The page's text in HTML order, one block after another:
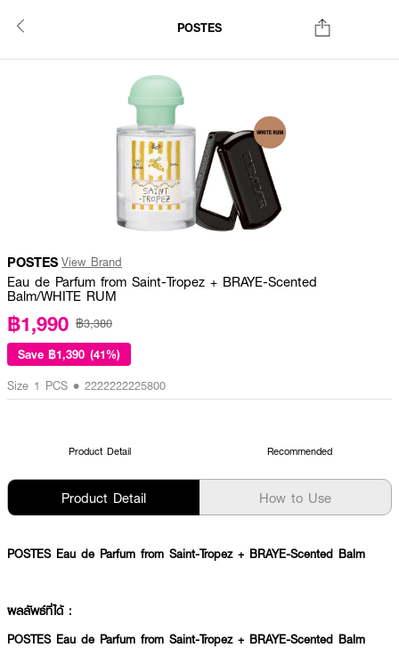
POSTES
POSTES View Brand
Eau de Parfum from Saint-Tropez + BRAYE-Scented
Balm/WHITE RUM
฿1,990 ฿3,380
Save ฿1,390 (41%)
Size 1 PCS • 2222222225800
Product Detail Recommended
Product Detail How to Use
POSTES Eau de Parfum from Saint-Tropez + BRAYE-Scented Balm
ผลลัพธ์ที่ได้ :
POSTES Eau de Parfum from Saint-Tropez + BRAYE-Scented Balm